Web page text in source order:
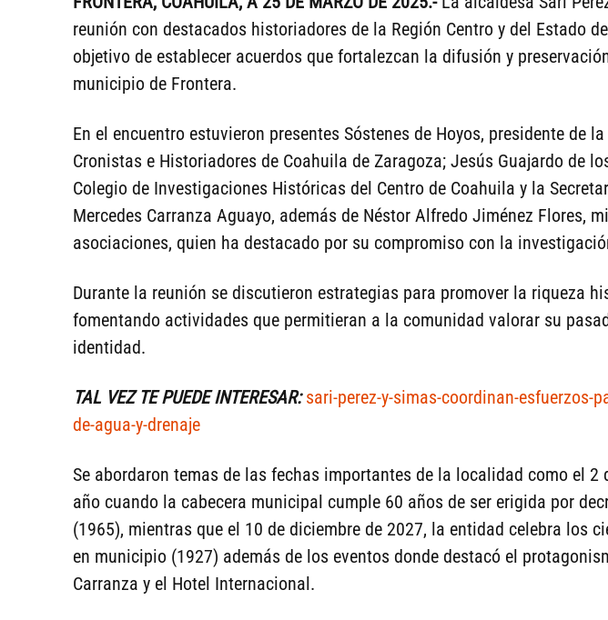
reunión con destacados historiadores de la Región Centro y del Estado
objetivo de establecer acuerdos que fortalezcan la difusión y
municipio de Frontera.
En el encuentro estuvieron presentes Sóstenes de Hoyos, presidente de
Cronistas e Historiadores de Coahuila de Zaragoza; Jesús Guajardo de
Colegio de Investigaciones Históricas del Centro de Coahuila y la
Mercedes Carranza Aguayo, además de Néstor Alfredo Jiménez Flores,
asociaciones, quien ha destacado por su compromiso con la
Durante la reunión se discutieron estrategias para promover la riqueza
fomentando actividades que permitieran a la comunidad valorar su
identidad.
TAL VEZ TE PUEDE INTERESAR: sari-perez-y-simas-coordinan-esfuerzos-
de-agua-y-drenaje
Se abordaron temas de las fechas importantes de la localidad como el 2
año cuando la cabecera municipal cumple 60 años de ser erigida por
(1965), mientras que el 10 de diciembre de 2027, la entidad celebra los
en municipio (1927) además de los eventos donde destacó el
Carranza y el Hotel Internacional.